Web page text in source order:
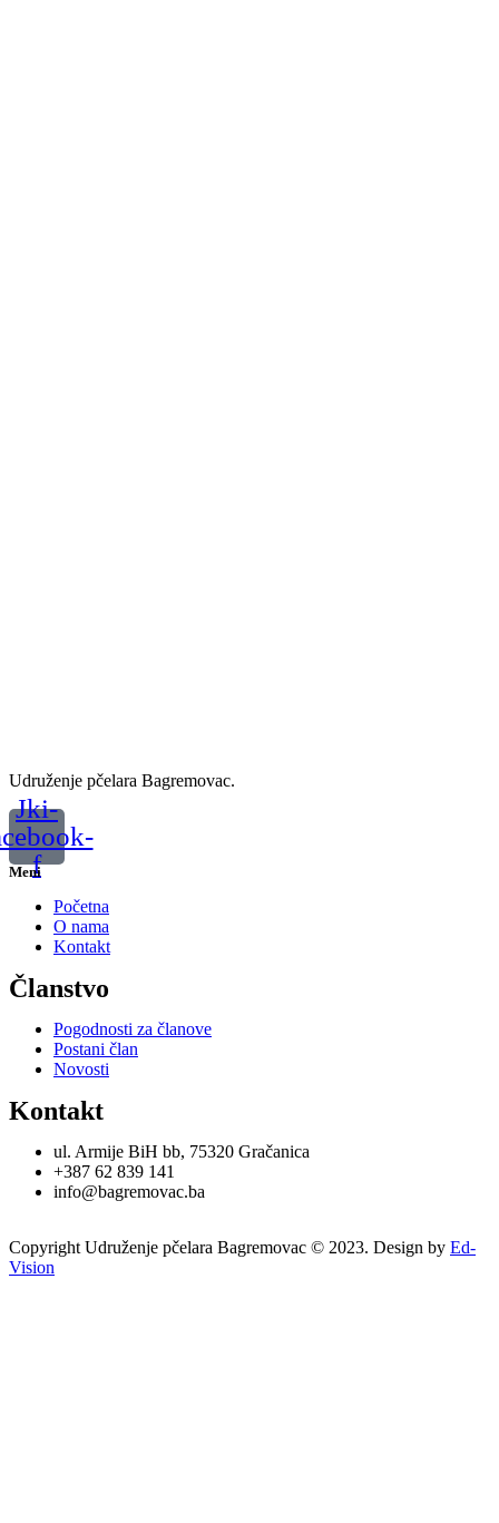
Udruženje pčelara Bagremovac.
Jki-
f
Meni
Početna
O nama
Kontakt
Članstvo
Pogodnosti za članove
Postani član
Novosti
Kontakt
ul. Armije BiH bb, 75320 Gračanica
+387 62 839 141
info@bagremovac.ba
Copyright Udruženje pčelara Bagremovac © 2023. Design by Ed-
Vision